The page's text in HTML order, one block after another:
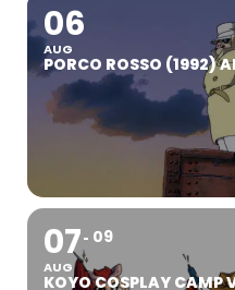
06
AUG
PORCO ROSSO (1992)
07
AUG
09
KOYO COSPLAY CAMP